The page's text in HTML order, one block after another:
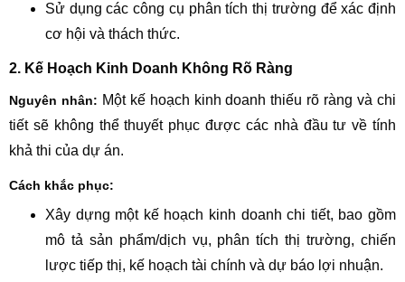
Sử dụng các công cụ phân tích thị trường để xác định
cơ hội và thách thức.
2. Kế Hoạch Kinh Doanh Không Rõ Ràng
Nguyên nhân: Một kế hoạch kinh doanh thiếu rõ ràng và chi
tiết sẽ không thể thuyết phục được các nhà đầu tư về tính
khả thi của dự án.
Cách khắc phục:
Xây dựng một kế hoạch kinh doanh chi tiết, bao gồm
mô tả sản phẩm/dịch vụ, phân tích thị trường, chiến
lược tiếp thị, kế hoạch tài chính và dự báo lợi nhuận.